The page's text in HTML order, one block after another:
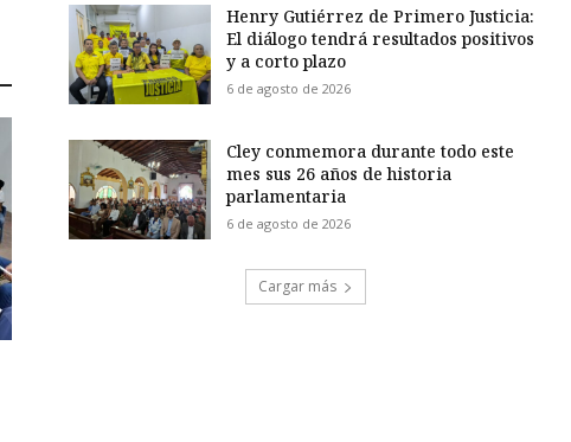
Henry Gutiérrez de Primero Justicia:
El diálogo tendrá resultados positivos
y a corto plazo
6 de agosto de 2026
Cley conmemora durante todo este
mes sus 26 años de historia
parlamentaria
6 de agosto de 2026
Cargar más